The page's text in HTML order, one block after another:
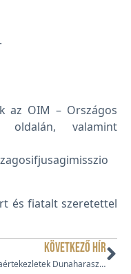
az OIM – Országos
oldalán, valamint
és fiatalt szeretettel
KÖVETKEZŐ HÍR
Munkaértekezletek Dunaharasztiban és Esztergomban